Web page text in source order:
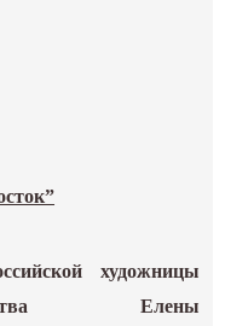
художницы
Елены